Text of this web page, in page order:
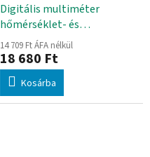
Digitális multiméter
hőmérséklet- és
frekvenciamérő funkcióval
14 709 Ft ÁFA nélkül
18 680 Ft
Kosárba